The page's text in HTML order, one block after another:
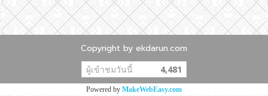
Copyright by ekdarun.com
ผู้เข้าชมวันนี้ 4,481
Powered by MakeWebEasy.com